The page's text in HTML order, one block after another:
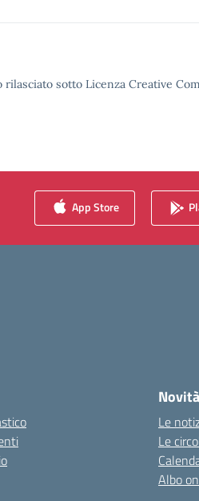
sotto Licenza Creative
App Store
Novità
Le
Le
Albo